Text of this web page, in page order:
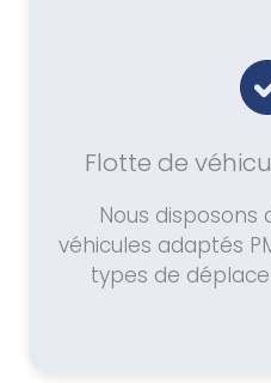
Flotte de
Nous disposons
véhicules adaptés
types de